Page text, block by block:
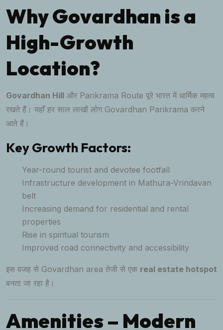
Why Govardhan is a
High-Growth
Location?
Govardhan Hill और Parikrama Route पूरे भारत में धार्मिक महत्व
रखते हैं। यहाँ हर साल लाखों लोग Govardhan Parikrama करने
आते हैं।
Key Growth Factors:
Year-round tourist and devotee footfall
Infrastructure development in Mathura-Vrindavan
belt
Increasing demand for residential and rental
properties
Rise in spiritual tourism
Improved road connectivity and accessibility
इस वजह से Govardhan area तेजी से एक real estate hotspot
बनता जा रहा है।
Amenities – Modern